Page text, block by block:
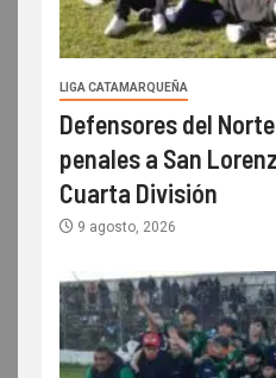
LIGA CATAMARQUEÑA
Defensores del
penales a San
Cuarta División
9 agosto, 2026